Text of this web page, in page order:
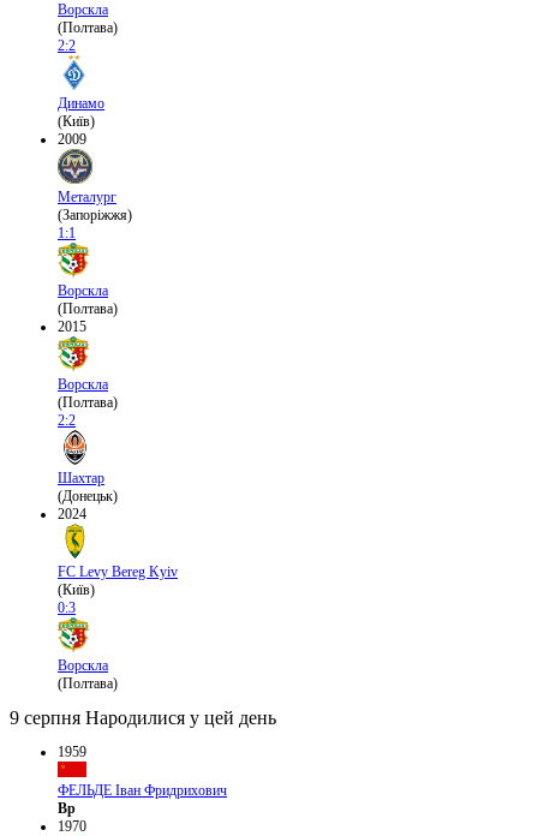
Ворскла
(Полтава)
2:2
Динамо
(Київ)
2009
Металург
(Запоріжжя)
1:1
Ворскла
(Полтава)
2015
Ворскла
(Полтава)
2:2
Шахтар
(Донецьк)
2024
FC Levy Bereg Kyiv
(Київ)
0:3
Ворскла
(Полтава)
9 серпня Народилися у цей день
1959
ФЕЛЬДЕ Іван Фридрихович
Вр
1970